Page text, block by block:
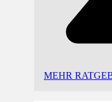
MEHR